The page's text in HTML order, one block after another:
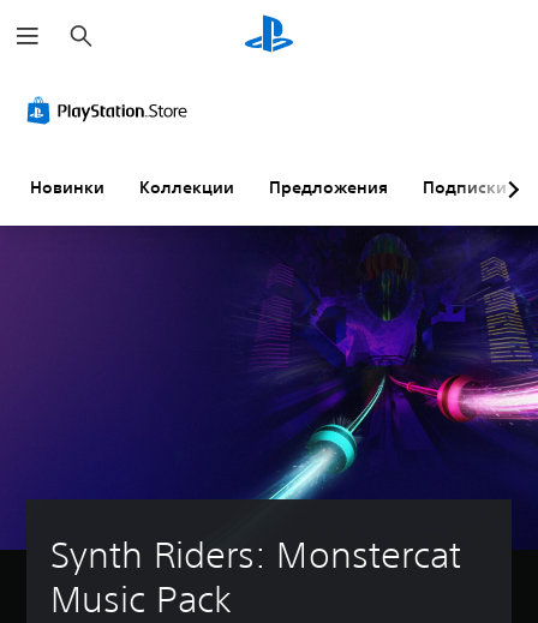
о
и
Новинки Коллекции Предложения Подписки
Synth Riders: Monstercat
Music Pack